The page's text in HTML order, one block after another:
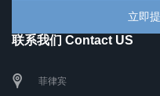
联系我们 Contact US
菲律宾